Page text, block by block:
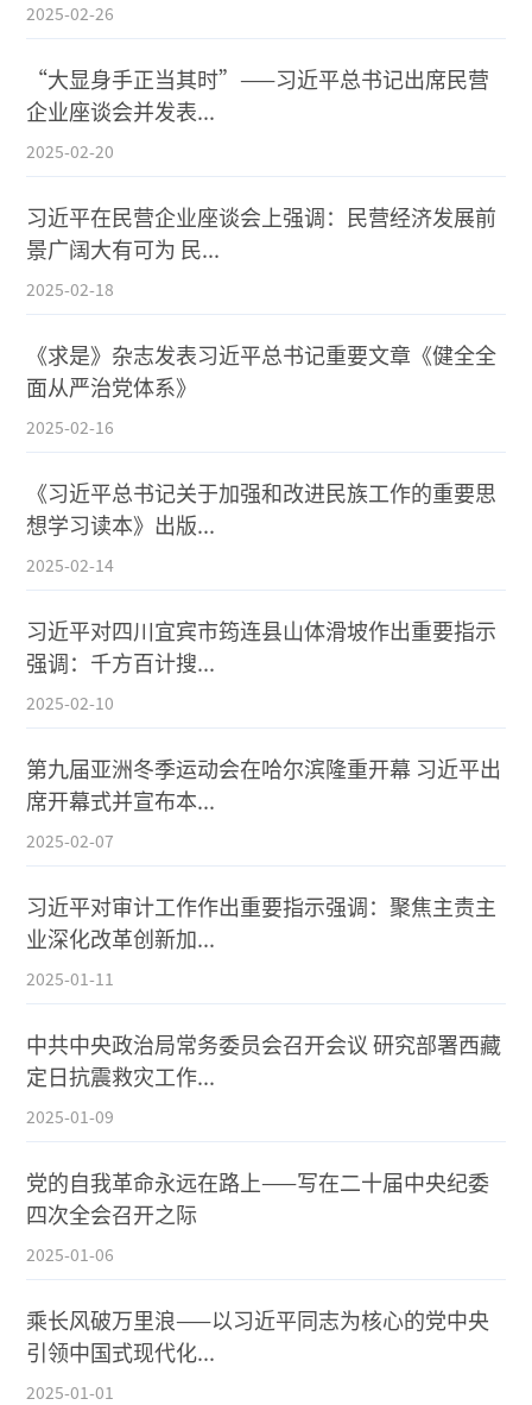
2025-02-26
“大显身手正当其时”——习近平总书记出席民营
企业座谈会并发表...
2025-02-20
习近平在民营企业座谈会上强调：民营经济发展前
景广阔大有可为 民...
2025-02-18
《求是》杂志发表习近平总书记重要文章《健全全
面从严治党体系》
2025-02-16
《习近平总书记关于加强和改进民族工作的重要思
想学习读本》出版...
2025-02-14
习近平对四川宜宾市筠连县山体滑坡作出重要指示
强调：千方百计搜...
2025-02-10
第九届亚洲冬季运动会在哈尔滨隆重开幕 习近平出
席开幕式并宣布本...
2025-02-07
习近平对审计工作作出重要指示强调：聚焦主责主
业深化改革创新加...
2025-01-11
中共中央政治局常务委员会召开会议 研究部署西藏
定日抗震救灾工作...
2025-01-09
党的自我革命永远在路上——写在二十届中央纪委
四次全会召开之际
2025-01-06
乘长风破万里浪——以习近平同志为核心的党中央
引领中国式现代化...
2025-01-01